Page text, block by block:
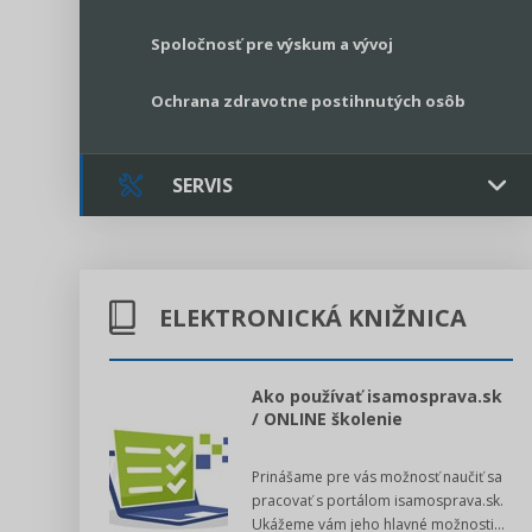
Spoločnosť pre výskum a vývoj
Ochrana zdravotne postihnutých osôb
SERVIS
Online poradenstvo
Register neziskových organizácií
Legislatívne správy
ELEKTRONICKÁ KNIŽNICA
Ako používať isamosprava.sk
/ ONLINE školenie
Prinášame pre vás možnosť naučiť sa
pracovať s portálom isamosprava.sk.
Ukážeme vám jeho hlavné možnosti...